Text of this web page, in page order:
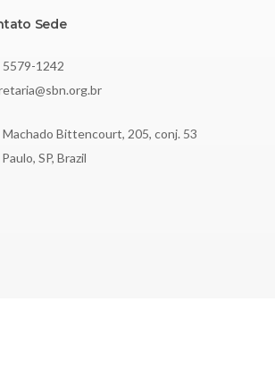
Sede
5579-1242
Machado Bittencourt, 205, conj. 53
SP, Brazil